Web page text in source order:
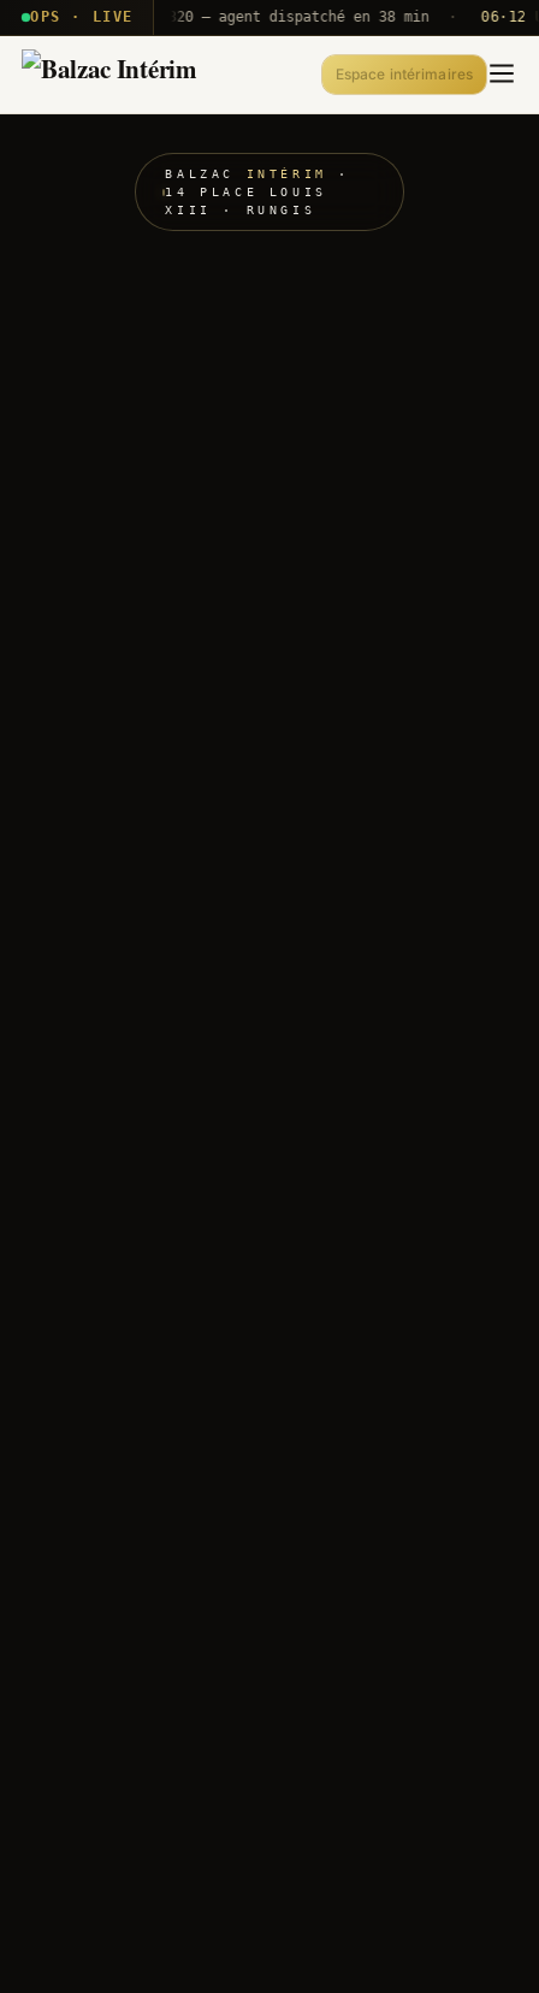
OPS · LIVE
T2E · B71 Push A320 — agent dispatché en 38 min · 06·12 UTC
Espace intérimaires
BALZAC INTÉRIM
·
14 PLACE LOUIS
XIII · RUNGIS